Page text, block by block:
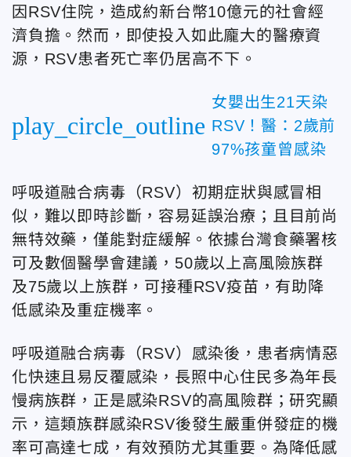
因RSV住院，造成約新台幣10億元的社會經
濟負擔。然而，即使投入如此龐大的醫療資
源，RSV患者死亡率仍居高不下。
play_circle_outline
女嬰出生21天染
RSV！醫：2歲前
97%孩童曾感染
呼吸道融合病毒（RSV）初期症狀與感冒相
似，難以即時診斷， 容易延誤治療；且目前尚
無特效藥，僅能對症緩解。 依據台灣食藥署核
可及數個醫學會建議，50歲以上高風險族群
及75歲以上族群，可接種RSV疫苗，有助降
低感染及重症機率。
呼吸道融合病毒（RSV）感染後， 患者病情惡
化快速且易反覆感染，長照中心住民多為年長
慢病族群， 正是感染RSV的高風險群；研究顯
示，這類族群感染RSV後發生嚴重併發症的機
率可高達七成，有效預防尤其重要。為降低感